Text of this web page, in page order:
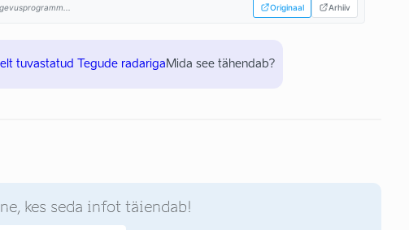
Originaal Arhiiv
tuvastatud Tegude radariga Mida see tähendab?
kes seda infot täiendab!